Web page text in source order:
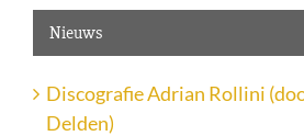
Nieuws
Discografie Adrian Rollini
Delden)